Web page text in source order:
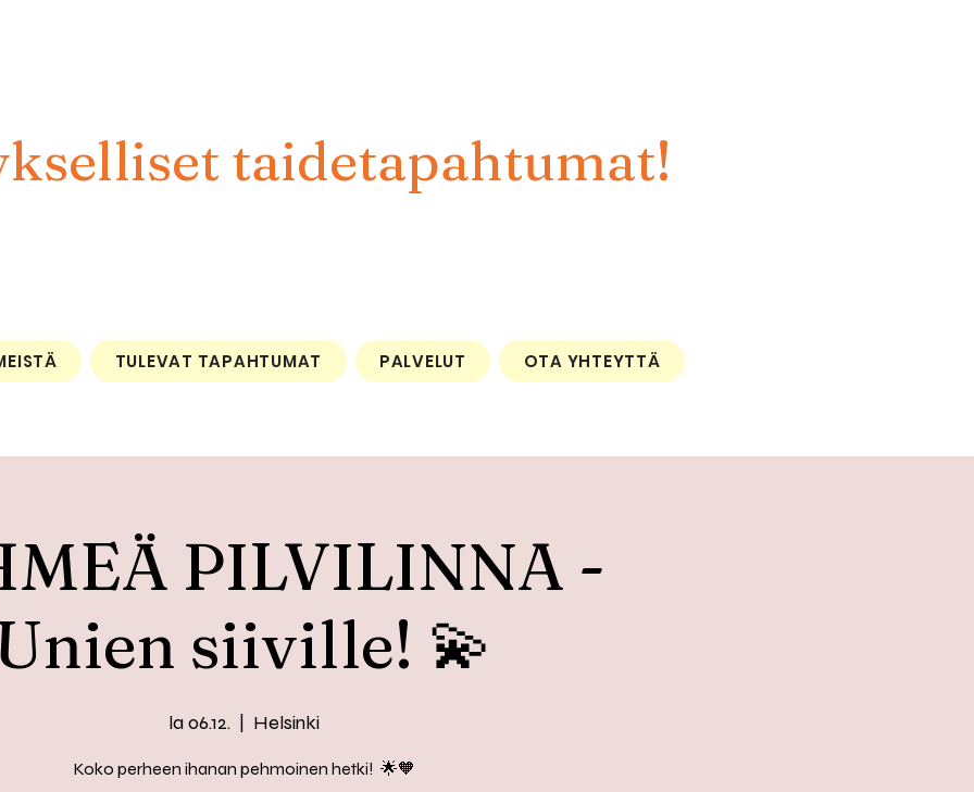
taidetapahtumat!
TULEVAT TAPAHTUMAT PALVELUT OTA YHTEYTTÄ
PILVILINNA -
siiville! 💫
la 06.12.
  |
Helsinki
Koko perheen ihanan pehmoinen hetki! 🌟🧡